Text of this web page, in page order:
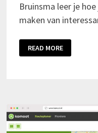
Bruinsma leer je
maken van
READ MORE